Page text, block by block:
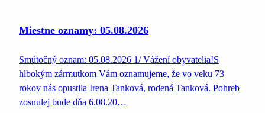
Miestne oznamy: 05.08.2026
Smútočný oznam: 05.08.2026 1/ Vážení obyvatelia!S
hlbokým zármutkom Vám oznamujeme, že vo veku 73
rokov nás opustila Irena Tanková, rodená Tanková. Pohreb
zosnulej bude dňa 6.08.20…